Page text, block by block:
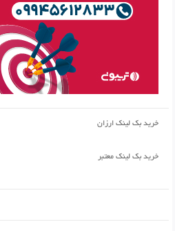
خرید بک لینک ارزان
خرید بک لینک معتبر